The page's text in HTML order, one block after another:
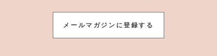
メールマガジンに登録する